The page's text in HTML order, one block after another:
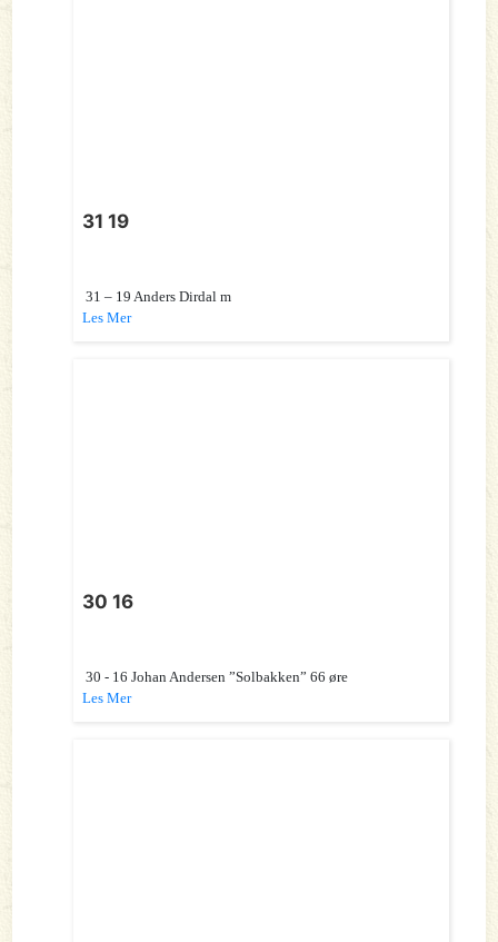
31 19
31 – 19 Anders Dirdal m
Les Mer
30 16
30 - 16 Johan Andersen ”Solbakken” 66 øre
Les Mer